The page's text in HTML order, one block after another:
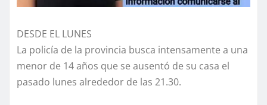
DESDE EL LUNES
La policía de la provincia busca intensamente a una
menor de 14 años que se ausentó de su casa el
pasado lunes alrededor de las 21.30.